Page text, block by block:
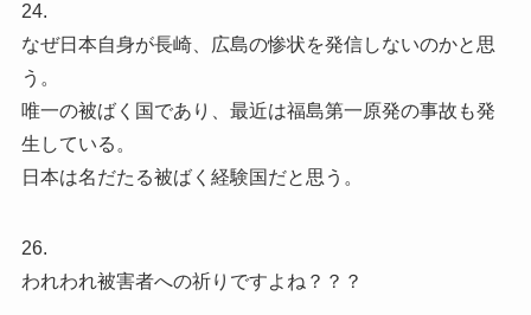
24.
なぜ日本自身が長崎、広島の惨状を発信しないのかと思
う。
唯一の被ばく国であり、最近は福島第一原発の事故も発
生している。
日本は名だたる被ばく経験国だと思う。
26.
われわれ被害者への祈りですよね？？？